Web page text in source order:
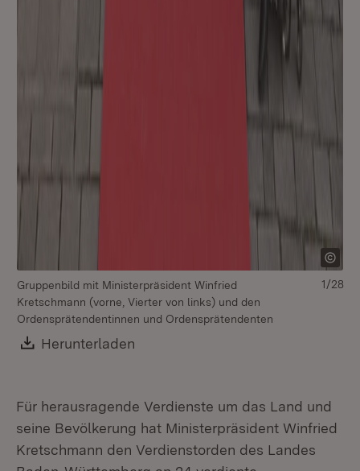
Gruppenbild mit Ministerpräsident Winfried
Kretschmann (vorne, Vierter von links) und den
Ordensprätendentinnen und Ordensprätendenten
Download:
Herunterladen
1/28
Für herausragende Verdienste um das Land und
seine Bevölkerung hat Ministerpräsident Winfried
Kretschmann den Verdienstorden des Landes